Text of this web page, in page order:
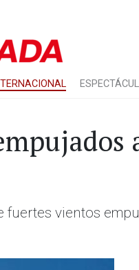
vientos